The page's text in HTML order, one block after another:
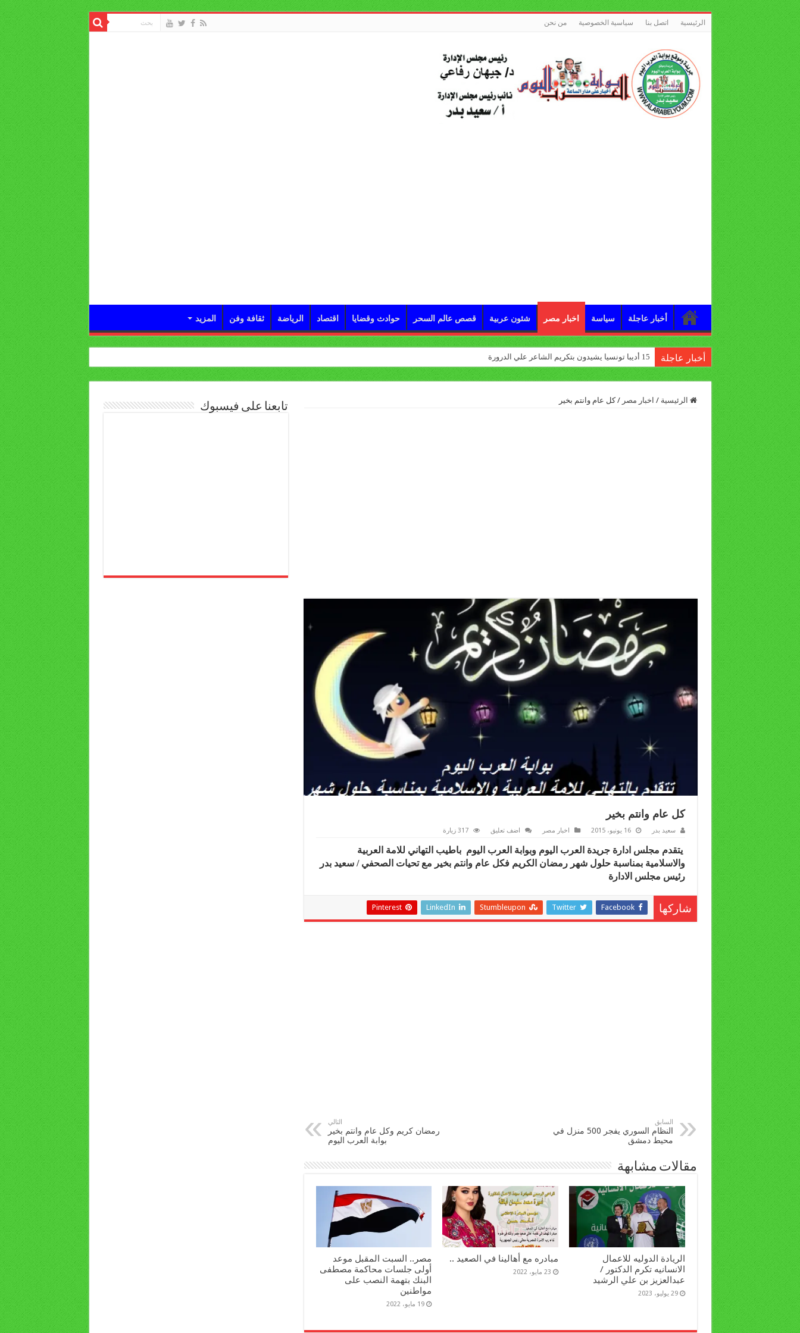
الرئيسية اتصل بنا سياسية الخصوصية من نحن
أخبار عاجلة سياسة اخبار مصر شئون عربية قصص عالم السحر حوادث وقضايا اقتصاد الرياضة ثقافة وفن المزيد
أخبار عاجلة 15 أديبا تونسيا يشيدون بتكريم الشاعر علي الدرورة
الرئيسية / اخبار مصر / كل عام وانتم بخير
كل عام وانتم بخير
سعيد بدر 16 يونيو، 2015 اخبار مصر اضف تعليق 317 زيارة
يتقدم مجلس ادارة جريدة العرب اليوم وبوابة العرب اليوم باطيب التهاني للامة العربية
والاسلامية بمناسبة حلول شهر رمضان الكريم فكل عام وانتم بخير مع تحيات الصحفي / سعيد بدر
رئيس مجلس الادارة
شاركها Facebook
Twitter
Stumbleupon
LinkedIn
Pinterest
السابق
النظام السوري يفجر 500 منزل في
محيط دمشق
التالي
رمضان كريم وكل عام وانتم بخير
بوابة العرب اليوم
مقالات مشابهة
الريادة الدوليه للاعمال
الانسانيه تكرم الدكتور /
عبدالعزيز بن علي الرشيد
29 يوليو، 2023
مبادره مع أهالينا في الصعيد ..
23 مايو، 2022
مصر.. السبت المقبل موعد
أولى جلسات محاكمة مصطفى
البنك بتهمة النصب على
مواطنين
19 مايو، 2022
تابعنا على فيسبوك